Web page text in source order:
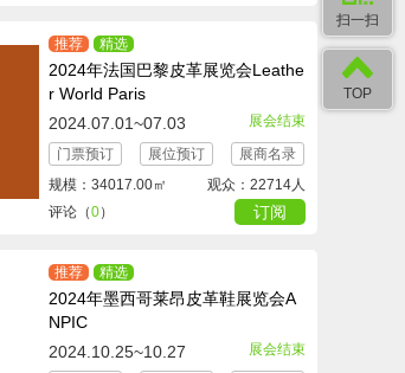
推荐 精选
2024年法国巴黎皮革展览会Leathe
r World Paris
2024.07.01~07.03
展会结束
门票预订
展位预订
展商名录
规模：34017.00㎡
观众：22714人
评论（0） 订阅
推荐 精选
2024年墨西哥莱昂皮革鞋展览会A
NPIC
2024.10.25~10.27
展会结束
扫一扫
TOP